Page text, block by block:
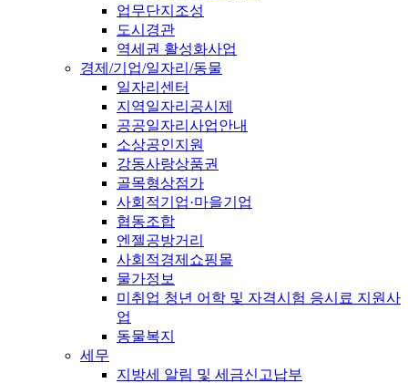
업무단지조성
도시경관
역세권 활성화사업
경제/기업/일자리/동물
일자리센터
지역일자리공시제
공공일자리사업안내
소상공인지원
강동사랑상품권
골목형상점가
사회적기업·마을기업
협동조합
엔젤공방거리
사회적경제쇼핑몰
물가정보
미취업 청년 어학 및 자격시험 응시료 지원사
업
동물복지
세무
지방세 알림 및 세금신고납부